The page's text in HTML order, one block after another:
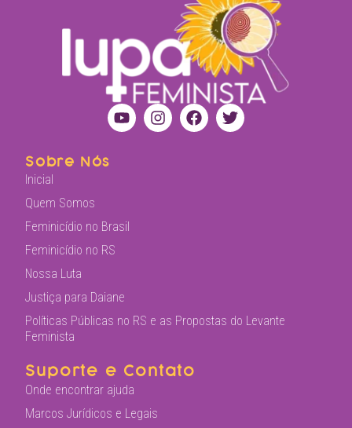
Sobre Nós
Inicial
Quem Somos
Feminicídio no Brasil
Feminicídio no RS
Nossa Luta
Justiça para Daiane
Políticas Públicas no RS e as Propostas do Levante
Feminista
Suporte e Contato
Onde encontrar ajuda
Marcos Jurídicos e Legais